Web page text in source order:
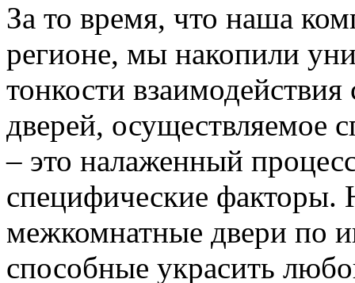
За то время, что наша
регионе, мы накопили
тонкости
дверей, осуществляемое
– это налаженный
специфические
межкомнатные двери по
способные украсить